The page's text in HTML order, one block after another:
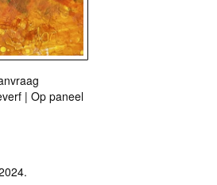
| Op paneel